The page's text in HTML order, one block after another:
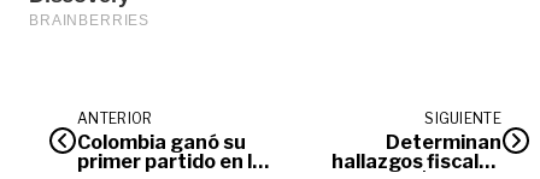
ANTERIOR
Colombia ganó su
primer partido en la
SIGUIENTE
Determinan
hallazgos fiscales